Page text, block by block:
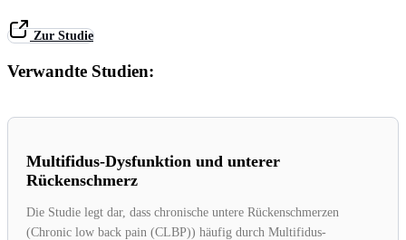
Zur Studie
Verwandte Studien:
Multifidus-Dysfunktion und unterer
Rückenschmerz
Die Studie legt dar, dass chronische untere Rückenschmerzen
(Chronic low back pain (CLBP)) häufig durch Multifidus-